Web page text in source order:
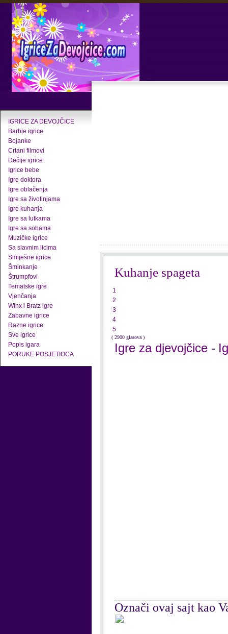
IGRICE ZA DEVOJČICE
Barbie igrice
Bojanke
Crtani filmovi
Dečije igrice
Igrice bebe
Igre doktora
Igre oblačenja
Igre sa životinjama
Igre kuhanja
Igre sa lutkama
Igre sa sobama
Muzičke igrice
Sa slavnim licima
Smiješne igrice
Šminkanje
Štrumpfovi
Tematske igre
Vjenčanja
Winx i Bratz igre
Zabavne igrice
Razne igrice
Sve igrice
Popis igara
PORUKE POSJETIOCA
Kuhanje spageta
1
2
3
4
5
( 2900 glasova )
Igre za djevojčice -
Označi ovaj sajt kao